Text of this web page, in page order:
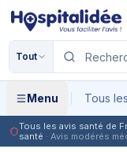
Aller au contenu
Tout
Menu Tous
Tous les avis santé de
santé · Avis modérés